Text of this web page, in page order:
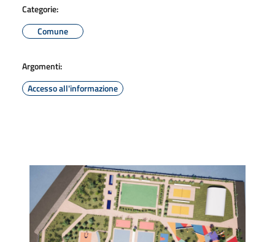
Categorie:
Comune
Argomenti:
Accesso all'informazione